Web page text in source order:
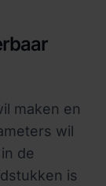
maken en
wil
de
is